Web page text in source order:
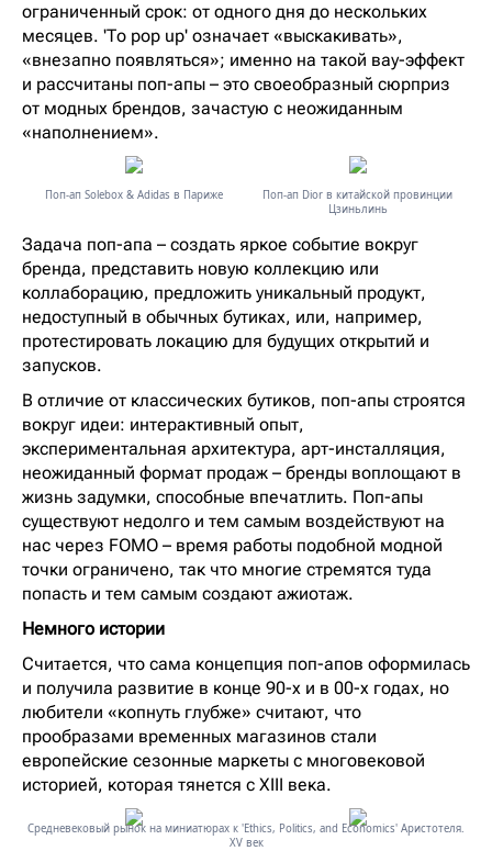
ограниченный срок: от одного дня до нескольких
месяцев. 'To pop up' означает «выскакивать»,
«внезапно появляться»; именно на такой вау-эффект
и рассчитаны поп-апы – это своеобразный сюрприз
от модных брендов, зачастую с неожиданным
«наполнением».
Поп-ап Solebox & Adidas в Париже
Поп-ап Dior в китайской провинции
Цзиньлинь
Задача поп-апа – создать яркое событие вокруг
бренда, представить новую коллекцию или
коллаборацию, предложить уникальный продукт,
недоступный в обычных бутиках, или, например,
протестировать локацию для будущих открытий и
запусков.
В отличие от классических бутиков, поп-апы строятся
вокруг идеи: интерактивный опыт,
экспериментальная архитектура, арт-инсталляция,
неожиданный формат продаж – бренды воплощают в
жизнь задумки, способные впечатлить. Поп-апы
существуют недолго и тем самым воздействуют на
нас через FOMO – время работы подобной модной
точки ограничено, так что многие стремятся туда
попасть и тем самым создают ажиотаж.
Немного истории
Считается, что сама концепция поп-апов оформилась
и получила развитие в конце 90-х и в 00-х годах, но
любители «копнуть глубже» считают, что
прообразами временных магазинов стали
европейские сезонные маркеты с многовековой
историей, которая тянется с XIII века.
Средневековый рынок на миниатюрах к 'Ethics, Politics, and Economics' Аристотеля.
XV век